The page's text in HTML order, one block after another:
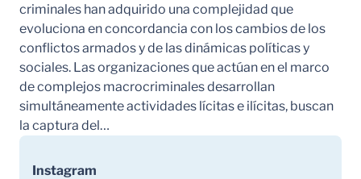
criminales han adquirido una complejidad que
evoluciona en concordancia con los cambios de los
conflictos armados y de las dinámicas políticas y
sociales. Las organizaciones que actúan en el marco
de complejos macrocriminales desarrollan
simultáneamente actividades lícitas e ilícitas, buscan
la captura del…
Instagram